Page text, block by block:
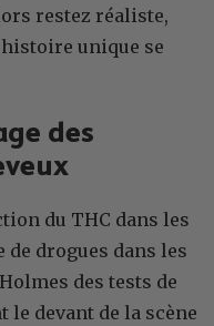
restez réaliste,
unique se
des
du THC dans les
de drogues dans les
des tests de
le devant de la scène